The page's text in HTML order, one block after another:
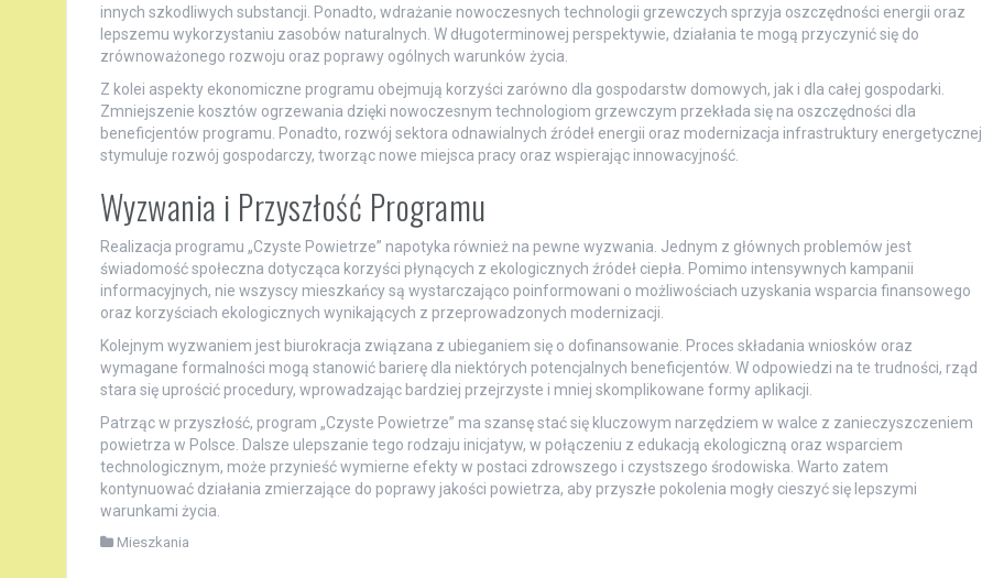
innych szkodliwych substancji. Ponadto, wdrażanie nowoczesnych technologii grzewczych sprzyja oszczędności energii oraz
lepszemu wykorzystaniu zasobów naturalnych. W długoterminowej perspektywie, działania te mogą przyczynić się do
zrównoważonego rozwoju oraz poprawy ogólnych warunków życia.
Z kolei aspekty ekonomiczne programu obejmują korzyści zarówno dla gospodarstw domowych, jak i dla całej gospodarki.
Zmniejszenie kosztów ogrzewania dzięki nowoczesnym technologiom grzewczym przekłada się na oszczędności dla
beneficjentów programu. Ponadto, rozwój sektora odnawialnych źródeł energii oraz modernizacja infrastruktury energetycznej
stymuluje rozwój gospodarczy, tworząc nowe miejsca pracy oraz wspierając innowacyjność.
Wyzwania i Przyszłość Programu
Realizacja programu „Czyste Powietrze” napotyka również na pewne wyzwania. Jednym z głównych problemów jest
świadomość społeczna dotycząca korzyści płynących z ekologicznych źródeł ciepła. Pomimo intensywnych kampanii
informacyjnych, nie wszyscy mieszkańcy są wystarczająco poinformowani o możliwościach uzyskania wsparcia finansowego
oraz korzyściach ekologicznych wynikających z przeprowadzonych modernizacji.
Kolejnym wyzwaniem jest biurokracja związana z ubieganiem się o dofinansowanie. Proces składania wniosków oraz
wymagane formalności mogą stanowić barierę dla niektórych potencjalnych beneficjentów. W odpowiedzi na te trudności, rząd
stara się uprościć procedury, wprowadzając bardziej przejrzyste i mniej skomplikowane formy aplikacji.
Patrząc w przyszłość, program „Czyste Powietrze” ma szansę stać się kluczowym narzędziem w walce z zanieczyszczeniem
powietrza w Polsce. Dalsze ulepszanie tego rodzaju inicjatyw, w połączeniu z edukacją ekologiczną oraz wsparciem
technologicznym, może przynieść wymierne efekty w postaci zdrowszego i czystszego środowiska. Warto zatem
kontynuować działania zmierzające do poprawy jakości powietrza, aby przyszłe pokolenia mogły cieszyć się lepszymi
warunkami życia.
Mieszkania